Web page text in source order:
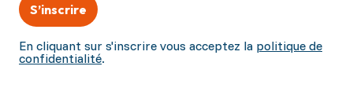
En cliquant sur s'inscrire vous acceptez la politique de
confidentialité.
S’inscrire